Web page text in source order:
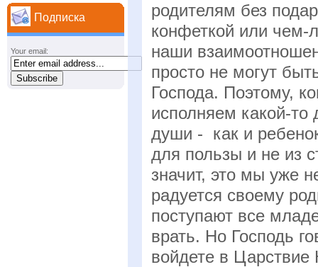
родителям без
конфеткой или чем-
наши
просто не могут
Господа. Поэтому,
исполняем какой-
души - как и
для пользы и не из
значит, это мы уже
радуется своему
поступают все
врать. Но Господь
войдете в
Подписка
Your email: